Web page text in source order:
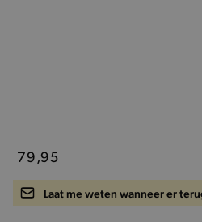
79,95
Laat me weten wanneer er